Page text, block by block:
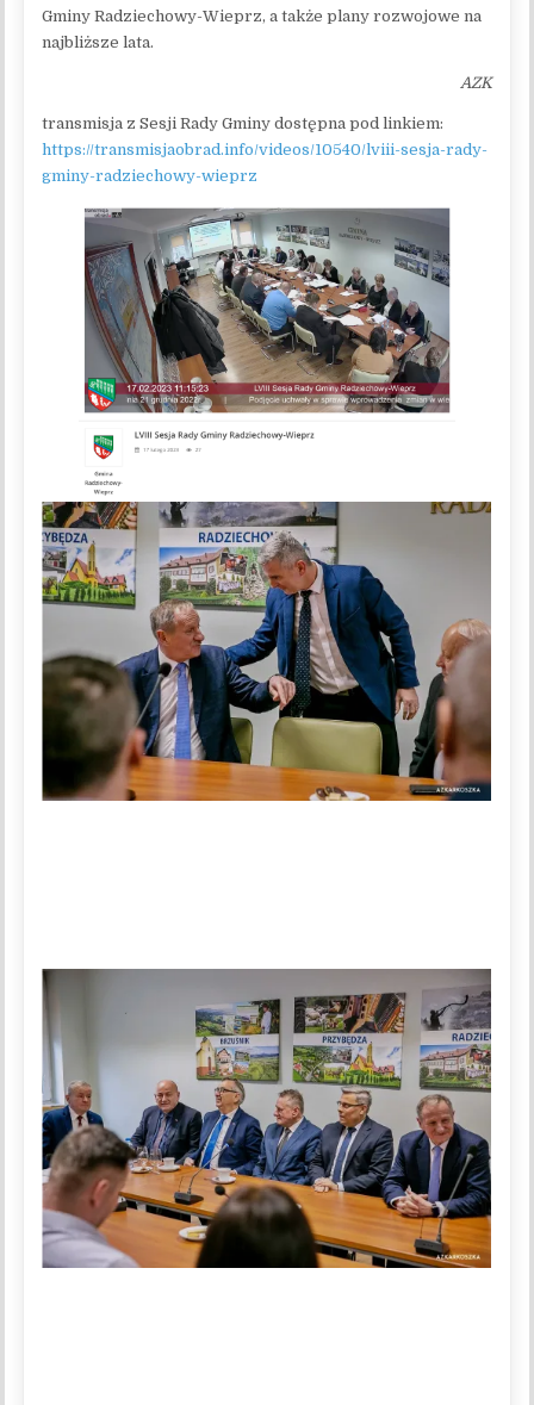
Gminy Radziechowy-Wieprz, a także plany rozwojowe na
najbliższe lata.
AZK
transmisja z Sesji Rady Gminy dostępna pod linkiem:
https://transmisjaobrad.info/videos/10540/lviii-sesja-rady-
gminy-radziechowy-wieprz